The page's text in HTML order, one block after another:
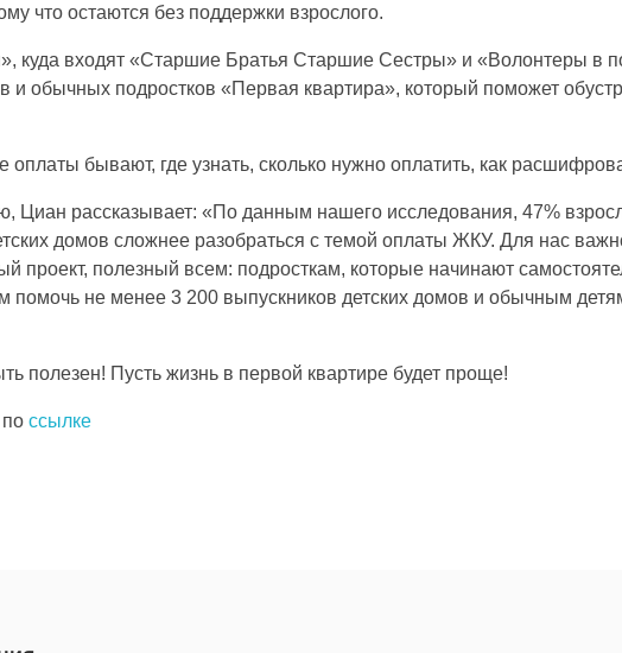
что остаются без поддержки взрослого.
куда входят «Старшие Братья Старшие Сестры» и «Волонтеры в
и обычных подростков «Первая квартира», который поможет
бывают, где узнать, сколько нужно оплатить, как
Циан рассказывает: «По данным нашего исследования, 47%
домов сложнее разобраться с темой оплаты ЖКУ. Для нас
проект, полезный всем: подросткам, которые начинают
помочь не менее 3 200 выпускников детских домов и обычным
полезен! Пусть жизнь в первой квартире будет проще!
ссылке